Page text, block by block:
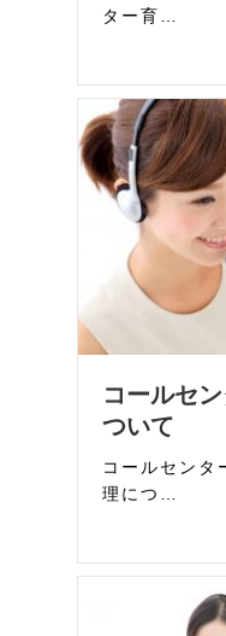
ター育…
コールセ
ついて
コールセンタ
理につ…